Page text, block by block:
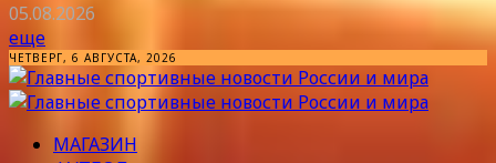
05.08.2026
еще
ЧЕТВЕРГ, 6 АВГУСТА, 2026
МАГАЗИН